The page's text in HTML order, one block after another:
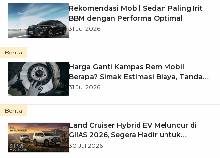
Rekomendasi Mobil Sedan Paling Irit
BBM dengan Performa Optimal
31 Jul 2026
Berita
Harga Ganti Kampas Rem Mobil
Berapa? Simak Estimasi Biaya, Tanda
Harus Diganti, dan Tips Menghemat
31 Jul 2026
Berita
Land Cruiser Hybrid EV Meluncur di
GIIAS 2026, Segera Hadir untuk
AutoFamily
30 Jul 2026